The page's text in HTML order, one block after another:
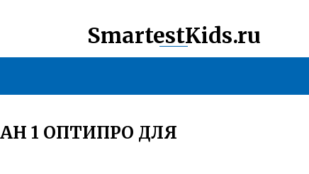
SmartestKids.ru
1 ОПТИПРО ДЛЯ